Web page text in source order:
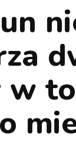
w to